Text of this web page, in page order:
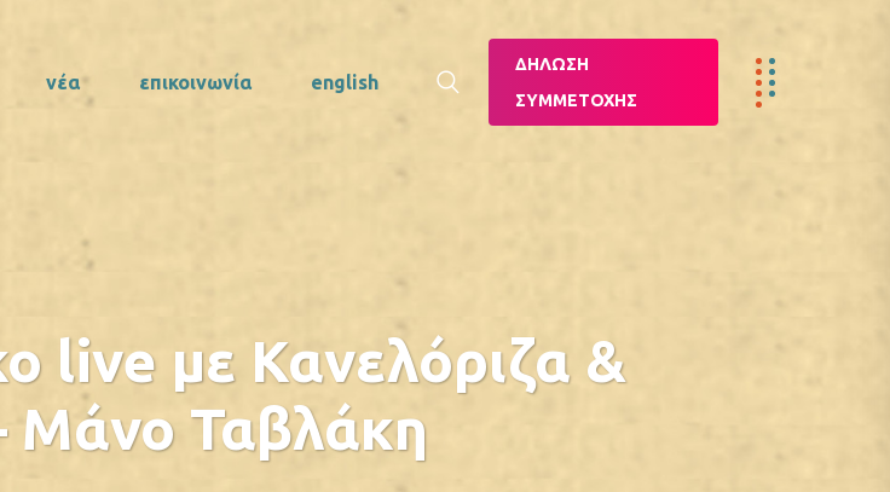
νέα επικοινωνία english
ΔΉΛΩΣΗ
ΣΥΜΜΕΤΟΧΉΣ
live με Κανελόριζα &
Ταβλάκη